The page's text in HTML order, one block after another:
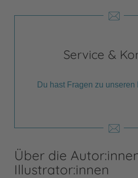
Service &
Du hast Fragen zu unseren
Über die
Illustrator:innen